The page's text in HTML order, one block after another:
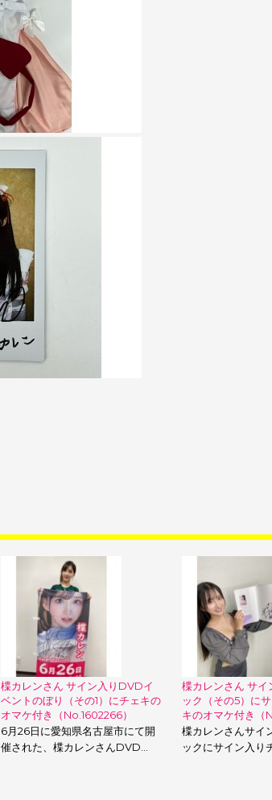
楪カレンさん サイン入りDVDイ
ベントのぼり（その1）にチェキの
オマケ付き（No.1602266）
6月26日に愛知県名古屋市にて開
催された、楪カレンさんDVD…
楪カレンさん サイ
ック（その5）に
キのオマケ付き（
楪カレンさんサイ
ックにサイン入り